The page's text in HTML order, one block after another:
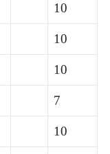
10
10
10
7
10